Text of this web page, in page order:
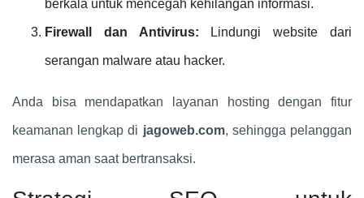
berkala untuk mencegah kehilangan informasi.
Firewall dan Antivirus: Lindungi website dari
serangan malware atau hacker.
Anda bisa mendapatkan layanan hosting dengan fitur
keamanan lengkap di jagoweb.com, sehingga pelanggan
merasa aman saat bertransaksi.